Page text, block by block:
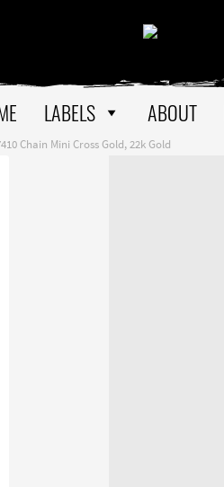
LABELS ABOUT
Chain Mini Cross Gold, 22k Gold